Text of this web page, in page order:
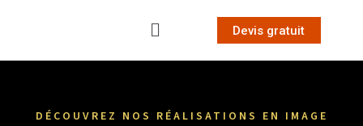
Devis gratuit
DÉCOUVREZ NOS RÉALISATIONS EN IMAGE